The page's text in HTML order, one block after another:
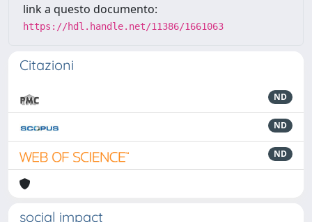
link a questo documento:
https://hdl.handle.net/11386/1661063
Citazioni
ND
ND
ND
social impact